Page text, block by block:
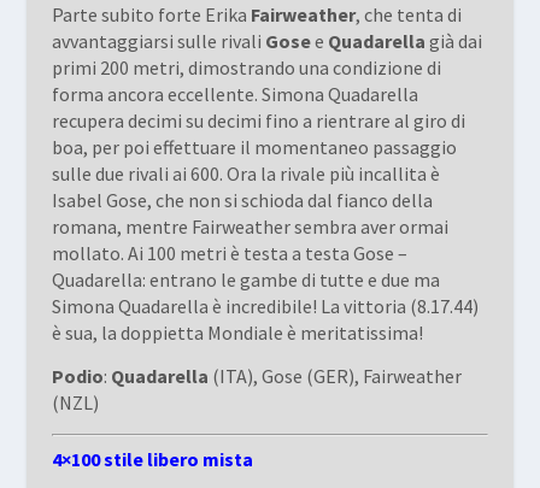
Parte subito forte Erika Fairweather, che tenta di
avvantaggiarsi sulle rivali Gosee Quadarella già dai
primi 200 metri, dimostrando una condizione di
forma ancora eccellente. Simona Quadarella
recupera decimi su decimi fino a rientrare al giro di
boa, per poi effettuare il momentaneo passaggio
sulle due rivali ai 600. Ora la rivale più incallita è
Isabel Gose, che non si schioda dal fianco della
romana, mentre Fairweather sembra aver ormai
mollato. Ai 100 metri è testa a testa Gose –
Quadarella: entrano le gambe di tutte e due ma
Simona Quadarella è incredibile! La vittoria (8.17.44)
è sua, la doppietta Mondiale è meritatissima!
Podio: Quadarella (ITA), Gose (GER), Fairweather
(NZL)
4×100 stile libero mista